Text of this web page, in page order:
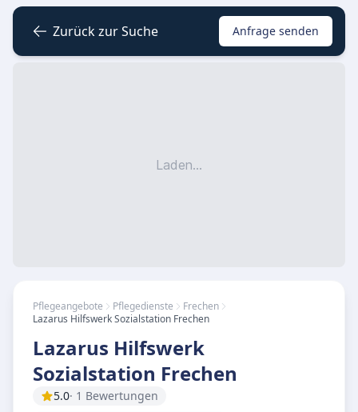
Zurück zur Suche Anfrage senden
Laden...
Pflegeangebote Pflegedienste
Frechen
Lazarus Hilfswerk Sozialstation Frechen
Lazarus Hilfswerk
Sozialstation Frechen
5.0· 1 Bewertungen